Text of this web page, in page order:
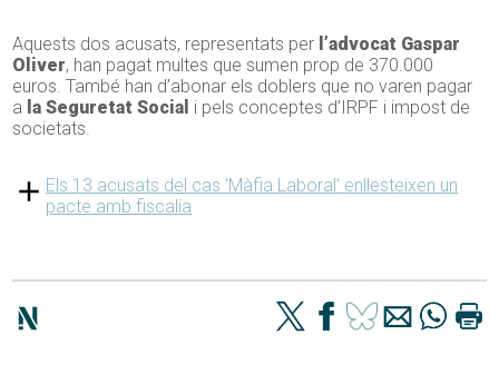
Aquests dos acusats, representats per l’advocat Gaspar
Oliver, han pagat multes que sumen prop de 370.000
euros. També han d’abonar els doblers que no varen pagar
a la Seguretat Social i pels conceptes d’IRPF i impost de
societats.
Els 13 acusats del cas ‘Màfia Laboral’ enllesteixen un
pacte amb fiscalia